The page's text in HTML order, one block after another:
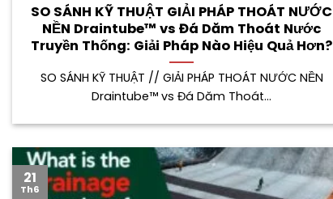
SO SÁNH KỸ THUẬT GIẢI PHÁP THOÁT NƯỚC
NỀN Draintube™ vs Đá Dăm Thoát Nước
Truyền Thống: Giải Pháp Nào Hiệu Quả Hơn?
SO SÁNH KỸ THUẬT // GIẢI PHÁP THOÁT NƯỚC NỀN
Draintube™ vs Đá Dăm Thoát...
21
Th6